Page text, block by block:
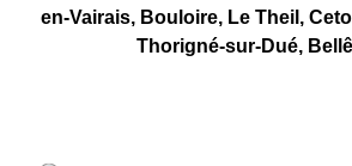
en-Vairais, Bouloire, Le Theil,
Thorigné-sur-Dué,